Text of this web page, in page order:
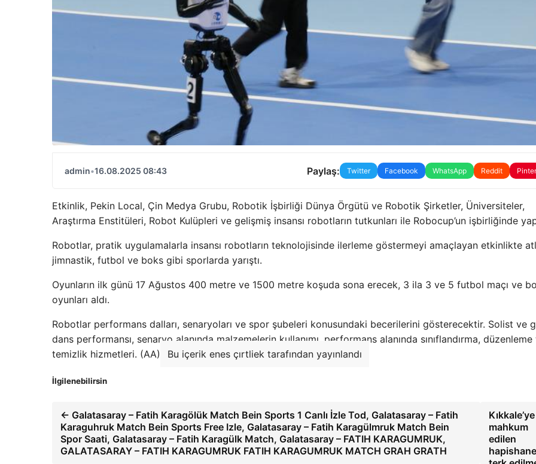
admin•16.08.2025 08:43 Paylaş: Twitter Facebook WhatsApp Reddit
Etkinlik, Pekin Local, Çin Medya Grubu, Robotik İşbirliği Dünya Örgütü ve Robotik Şirketler, Üniversiteler,
Araştırma Enstitüleri, Robot Kulüpleri ve gelişmiş insansı robotların tutkunları ile Robocup’un işbirliğinde
Robotlar, pratik uygulamalarla insansı robotların teknolojisinde ilerleme göstermeyi amaçlayan etkinlikte
jimnastik, futbol ve boks gibi sporlarda yarıştı.
Oyunların ilk günü 17 Ağustos 400 metre ve 1500 metre koşuda sona erecek, 3 ila 3 ve 5 futbol maçı ve
oyunları aldı.
Robotlar performans dalları, senaryoları ve spor şubeleri konusundaki becerilerini gösterecektir. Solist ve
dans performansı, senaryo alanında malzemelerin kullanımı, performans alanında sınıflandırma, düzenleme
temizlik hizmetleri. (AA)
Bu içerik enes çırtliek tarafından yayınlandı
İlgilenebilirsin
← Galatasaray – Fatih Karagölük Match Bein Sports 1 Canlı İzle Tod, Galatasaray – Fatih
Karaguhruk Match Bein Sports Free Izle, Galatasaray – Fatih Karagülmruk Match Bein
Spor Saati, Galatasaray – Fatih Karagülk Match, Galatasaray – FATIH KARAGUMRUK,
GALATASARAY – FATIH KARAGUMRUK FATIH KARAGUMRUK MATCH GRAH GRATH
Kıkkale’ye
mahkum
edilen